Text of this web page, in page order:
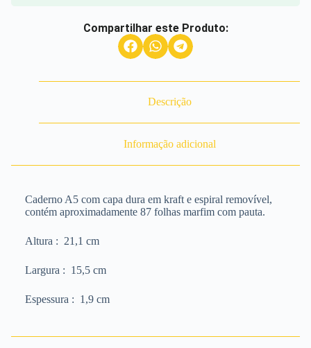
Compartilhar este Produto:
Descrição
Informação adicional
Caderno A5 com capa dura em kraft e espiral removível,
contém aproximadamente 87 folhas marfim com pauta.
Altura : 21,1 cm
Largura : 15,5 cm
Espessura : 1,9 cm